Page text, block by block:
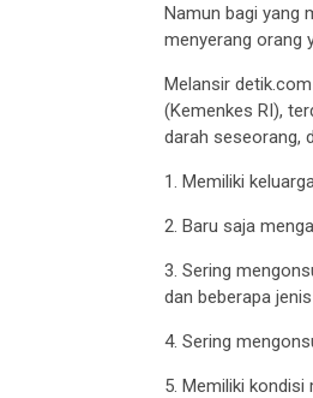
Namun bagi yang
menyerang orang
Melansir
(Kemenkes RI),
darah seseorang,
1. Memiliki
2. Baru saja
3. Sering
dan beberapa
4. Sering
5. Memiliki